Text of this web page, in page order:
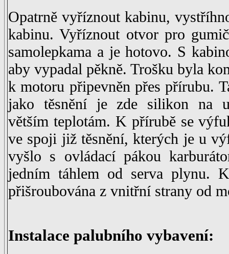
Opatrně vyříznout kabinu,
kabinu. Vyříznout otvor pro
samolepkama a je hotovo. S
aby vypadal pěkně. Trošku byla
k motoru připevněn přes přírubu.
jako těsnění je zde silikon na
větším teplotám. K přírubě se
ve spoji již těsnění, kterých je u
vyšlo s ovládací pákou
jedním táhlem od serva plynu.
přišroubována z vnitřní strany od
Instalace palubního vybavení: